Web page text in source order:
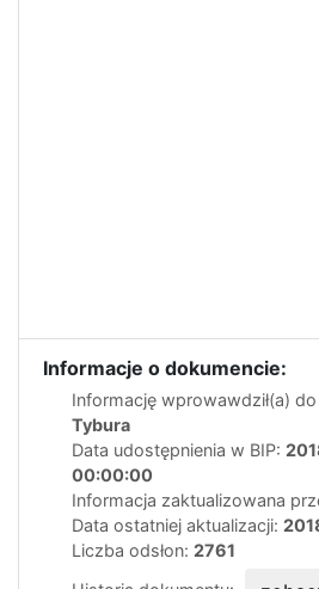
Informacje o dokumencie:
Informację wprowawdził(a) do
Tybura
Data udostępnienia w BIP:
00:00:00
Informacja zaktualizowana
Data ostatniej aktualizacji:
Liczba odsłon: 2761